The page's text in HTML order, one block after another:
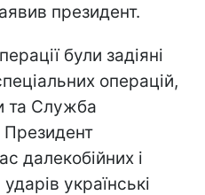
президент.
були задіяні
операцій,
та Служба
Президент
далекобійних і
українські